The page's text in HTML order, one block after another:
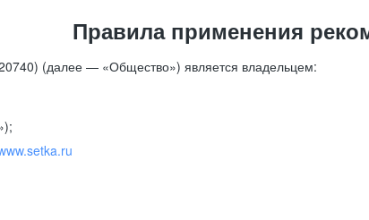
Правила применения
(далее — «Общество») является владельцем: